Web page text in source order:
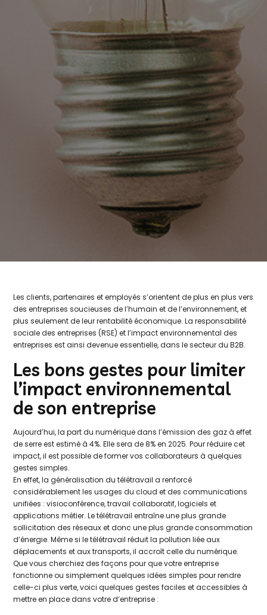
Les clients, partenaires et employés s’orientent de plus en plus vers
des entreprises soucieuses de l’humain et de l’environnement, et
plus seulement de leur rentabilité économique. La responsabilité
sociale des entreprises (RSE) et l’impact environnemental des
entreprises est ainsi devenue essentielle, dans le secteur du B2B.
Les bons gestes pour limiter
l’impact environnemental
de son entreprise
Aujourd’hui, la part du numérique dans l’émission des gaz à effet
de serre est estimé à 4%. Elle sera de 8% en 2025. Pour réduire cet
impact, il est possible de former vos collaborateurs à quelques
gestes simples.
En effet, la généralisation du télétravail a renforcé
considérablement les usages du cloud et des communications
unifiées : visioconférence, travail collaboratif, logiciels et
applications métier. Le télétravail entraîne une plus grande
sollicitation des réseaux et donc une plus grande consommation
d’énergie. Même si le télétravail réduit la pollution liée aux
déplacements et aux transports, il accroît celle du numérique.
Que vous cherchiez des façons pour que votre entreprise
fonctionne ou simplement quelques idées simples pour rendre
celle-ci plus verte, voici quelques gestes faciles et accessibles à
mettre en place dans votre d’entreprise :